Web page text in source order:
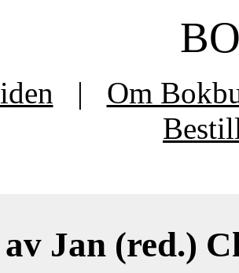
|
Om
Jan (red.)